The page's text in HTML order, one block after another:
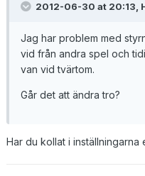
2012-06-30 at 20:13,
Jag har problem med
vid från andra spel och
van vid tvärtom.
Går det att ändra tro?
Har du kollat i